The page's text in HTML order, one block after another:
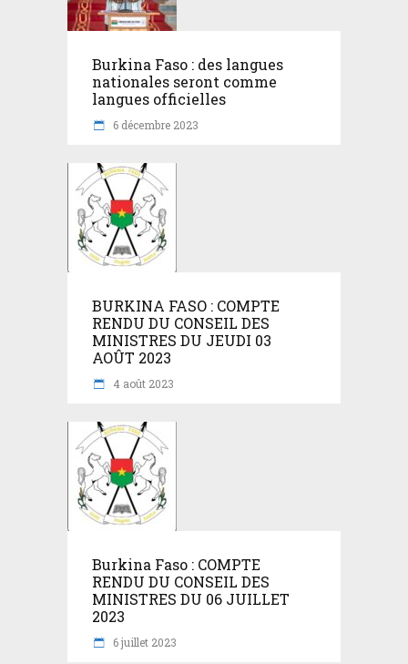
Burkina Faso : des langues
nationales seront comme
langues officielles
6 décembre 2023
BURKINA FASO : COMPTE
RENDU DU CONSEIL DES
MINISTRES DU JEUDI 03
AOÛT 2023
4 août 2023
Burkina Faso : COMPTE
RENDU DU CONSEIL DES
MINISTRES DU 06 JUILLET
2023
6 juillet 2023